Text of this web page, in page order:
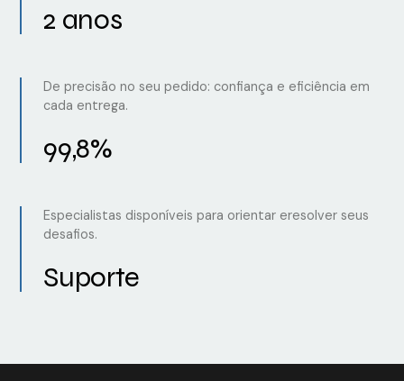
2 anos
De precisão no seu pedido: confiança e eficiência em
cada entrega.
99,8%
Especialistas disponíveis para orientar eresolver seus
desafios.
Suporte